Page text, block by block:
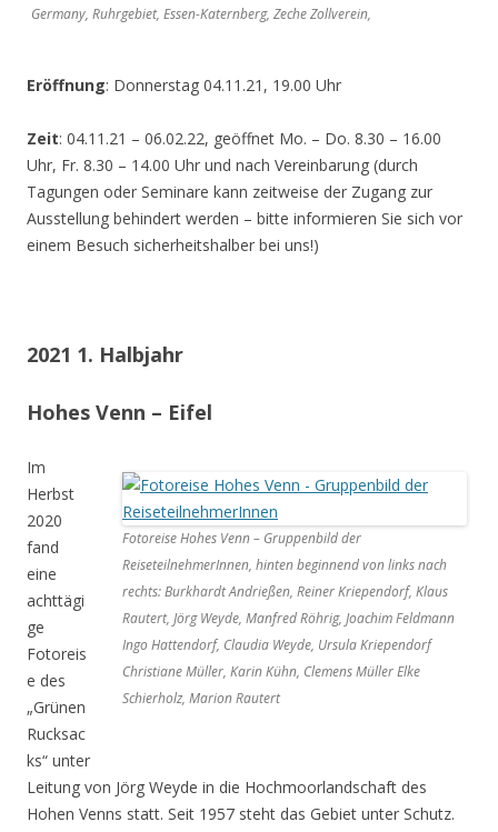
Germany, Ruhrgebiet, Essen-Katernberg, Zeche Zollverein,
Eröffnung: Donnerstag 04.11.21, 19.00 Uhr
Zeit: 04.11.21 – 06.02.22, geöffnet Mo. – Do. 8.30 – 16.00
Uhr, Fr. 8.30 – 14.00 Uhr und nach Vereinbarung (durch
Tagungen oder Seminare kann zeitweise der Zugang zur
Ausstellung behindert werden – bitte informieren Sie sich vor
einem Besuch sicherheitshalber bei uns!)
2021 1. Halbjahr
Hohes Venn – Eifel
Fotoreise Hohes Venn – Gruppenbild der
ReiseteilnehmerInnen, hinten beginnend von links nach
rechts: Burkhardt Andrießen, Reiner Kriependorf, Klaus
Rautert, Jörg Weyde, Manfred Röhrig, Joachim Feldmann
Ingo Hattendorf, Claudia Weyde, Ursula Kriependorf
Christiane Müller, Karin Kühn, Clemens Müller Elke
Schierholz, Marion Rautert
Im
Herbst
2020
fand
eine
achttägi
ge
Fotoreis
e des
„Grünen
Rucksac
ks“ unter
Leitung von Jörg Weyde in die Hochmoorlandschaft des
Hohen Venns statt. Seit 1957 steht das Gebiet unter Schutz.